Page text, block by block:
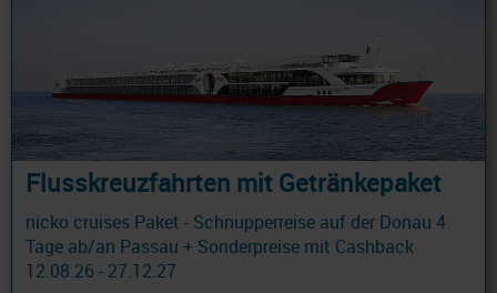
Flusskreuzfahrten mit Getränkepaket
nicko cruises Paket - Schnupperreise auf der Donau 4
Tage ab/an Passau + Sonderpreise mit Cashback
12.08.26 - 27.12.27